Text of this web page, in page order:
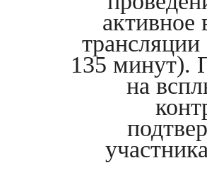
активное
135 минут).
на